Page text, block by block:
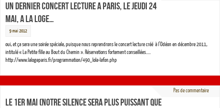
UN DERNIER CONCERT LECTURE A PARIS, LE JEUDI 24
MAI, A LA LOGE…
9 mai 2012
oui, et ça sera une soirée spéciale, puisque nous reprendrons le concert lecture créé à l’Odéon en décembre 2011,
intitulé « La Petite fille au Bout du Chemin ». Réservations fortement conseillées…..
http://www.lalogeparis.fr/programmation/490_lola-lafon.php
Pas de commentaire
LE 1er MAI (notre silence sera plus puissant que